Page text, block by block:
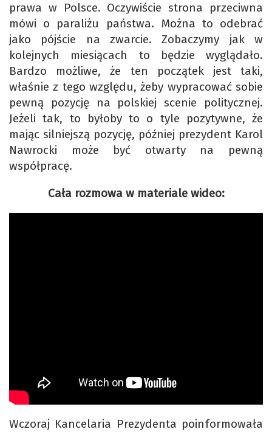
prawa w Polsce. Oczywiście strona przeciwna
mówi o paraliżu państwa. Można to odebrać
jako pójście na zwarcie. Zobaczymy jak w
kolejnych miesiącach to będzie wyglądało.
Bardzo możliwe, że ten początek jest taki,
właśnie z tego względu, żeby wypracować sobie
pewną pozycję na polskiej scenie politycznej.
Jeżeli tak, to byłoby to o tyle pozytywne, że
mając silniejszą pozycję, później prezydent Karol
Nawrocki może być otwarty na pewną
współpracę.
Cała rozmowa w materiale wideo:
Wczoraj Kancelaria Prezydenta poinformowała